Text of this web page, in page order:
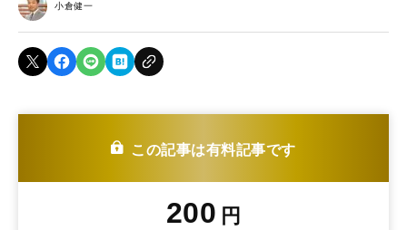
小倉健一
この記事は有料記事です
200 円